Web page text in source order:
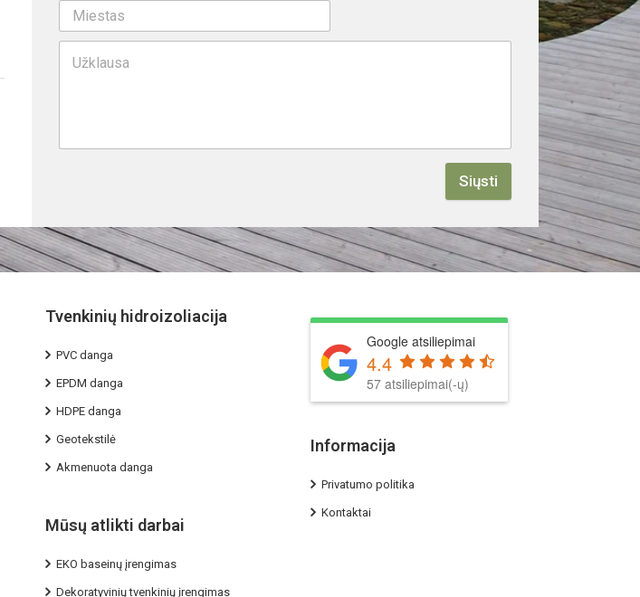
Siųsti
Tvenkinių hidroizoliacija
PVC danga
EPDM danga
HDPE danga
Geotekstilė
Akmenuota danga
Mūsų atlikti darbai
EKO baseinų įrengimas
Dekoratyvinių tvenkinių įrengimas
Google atsiliepimai
4.4
57 atsiliepimai(-ų)
Informacija
Privatumo politika
Kontaktai